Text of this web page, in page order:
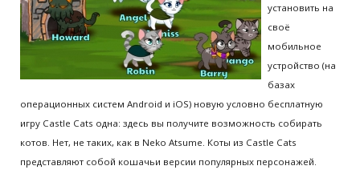
установить на
своё
мобильное
устройство (на
базах
операционных систем Android и iOS) новую условно бесплатную
игру Castle Cats одна: здесь вы получите возможность собирать
котов. Нет, не таких, как в Neko Atsume. Коты из Castle Cats
представляют собой кошачьи версии популярных персонажей.